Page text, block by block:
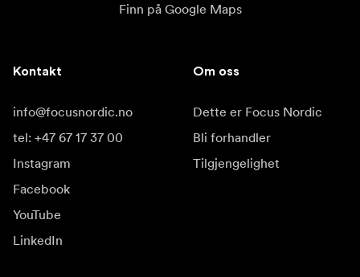
Finn på Google Maps
Kontakt
info@focusnordic.no
tel: +47 67 17 37 00
Instagram
Facebook
YouTube
LinkedIn
Om oss
Dette er Focus Nordic
Bli forhandler
Tilgjengelighet